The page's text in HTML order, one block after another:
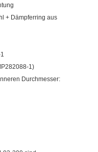
+ Dämpferring aus
1)
Durchmesser: